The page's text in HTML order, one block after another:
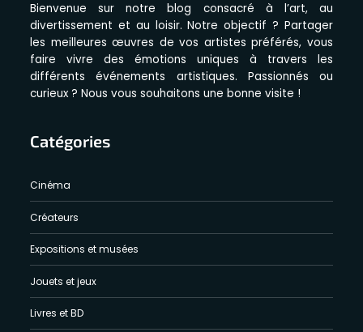
Bienvenue sur notre blog consacré à l’art, au
divertissement et au loisir. Notre objectif ? Partager
les meilleures œuvres de vos artistes préférés, vous
faire vivre des émotions uniques à travers les
différents événements artistiques. Passionnés ou
curieux ? Nous vous souhaitons une bonne visite !
Catégories
Cinéma
Créateurs
Expositions et musées
Jouets et jeux
Livres et BD